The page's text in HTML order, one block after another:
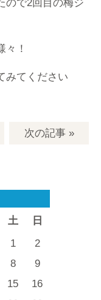
ので2回目の梅ジ
々！
みてください
次の記事»
土 日
1
2
8
9
15
16